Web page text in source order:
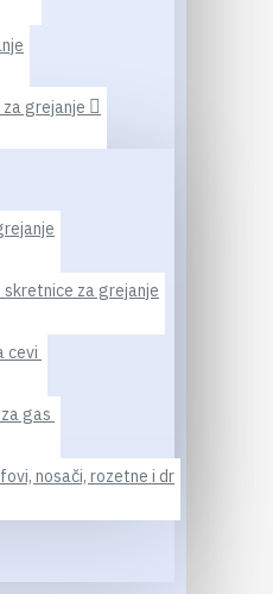
grejanje
skretnice za grejanje
cevi
gas
nosači, rozetne i dr